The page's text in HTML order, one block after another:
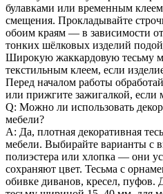
булавками или временным
смещения. Прокладывайте
обоим краям — в зависимости
тонких шёлковых изделий
Широкую жаккардовую тесьму
текстильным клеем, если
Перед началом работы
или прижгите зажигалкой, если
Q: Можно ли использовать
мебели?
A: Да, плотная декоративная
мебели. Выбирайте варианты с
полиэстера или хлопка — они
сохраняют цвет. Тесьма с
обивке диванов, кресел, пуфов.